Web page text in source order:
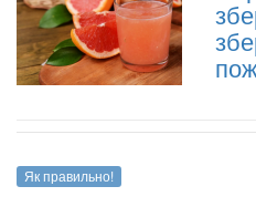
Як правильно!